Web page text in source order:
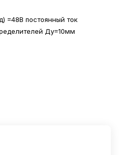
=48В постоянный ток
Ду=10мм